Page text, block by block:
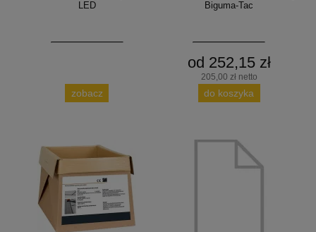
LED
zobacz
Biguma-Tac
od 252,15 zł
205,00 zł netto
do koszyka